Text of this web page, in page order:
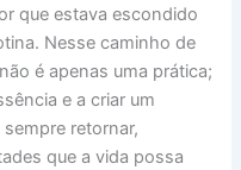
que estava escondido
Nesse caminho de
é apenas uma prática;
e a criar um
retornar,
que a vida possa